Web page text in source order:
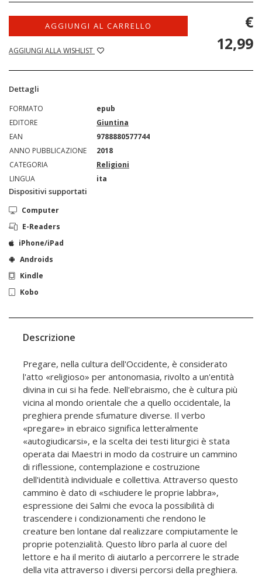
AGGIUNGI AL CARRELLO
AGGIUNGI ALLA WISHLIST
€
12,99
Dettagli
FORMATO
epub
EDITORE
Giuntina
EAN
9788880577744
ANNO PUBBLICAZIONE
2018
CATEGORIA
Religioni
LINGUA
ita
Dispositivi supportati
Computer
E-Readers
iPhone/iPad
Androids
Kindle
Kobo
Descrizione
Pregare, nella cultura dell'Occidente, è considerato
l'atto «religioso» per antonomasia, rivolto a un'entità
divina in cui si ha fede. Nell'ebraismo, che è cultura più
vicina al mondo orientale che a quello occidentale, la
preghiera prende sfumature diverse. Il verbo
«pregare» in ebraico significa letteralmente
«autogiudicarsi», e la scelta dei testi liturgici è stata
operata dai Maestri in modo da costruire un cammino
di riflessione, contemplazione e costruzione
dell'identità individuale e collettiva. Attraverso questo
cammino è dato di «schiudere le proprie labbra»,
espressione dei Salmi che evoca la possibilità di
trascendere i condizionamenti che rendono le
creature ben lontane dal realizzare compiutamente le
proprie potenzialità. Questo libro parla al cuore del
lettore e ha il merito di aiutarlo a percorrere le strade
della vita attraverso i diversi percorsi della preghiera.